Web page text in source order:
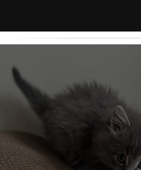
КІГТЕТОЧКИ
КОТІВ